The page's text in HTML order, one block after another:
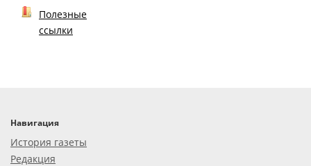
Полезные
ссылки
Навигация
История газеты
Редакция